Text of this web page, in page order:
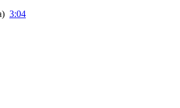
) 3:04